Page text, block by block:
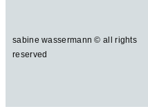
sabine wassermann © all rights
reserved